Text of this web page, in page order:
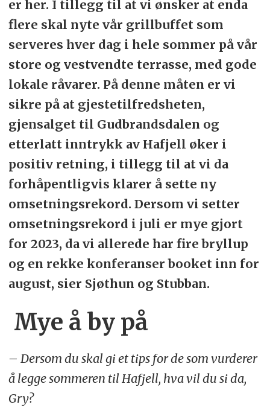
er her. I tillegg til at vi ønsker at enda
flere skal nyte vår grillbuffet som
serveres hver dag i hele sommer på vår
store og vestvendte terrasse, med gode
lokale råvarer. På denne måten er vi
sikre på at gjestetilfredsheten,
gjensalget til Gudbrandsdalen og
etterlatt inntrykk av Hafjell øker i
positiv retning, i tillegg til at vi da
forhåpentligvis klarer å sette ny
omsetningsrekord. Dersom vi setter
omsetningsrekord i juli er mye gjort
for 2023, da vi allerede har fire bryllup
og en rekke konferanser booket inn for
august, sier Sjøthun og Stubban.
Mye å by på
– Dersom du skal gi et tips for de som vurderer
å legge sommeren til Hafjell, hva vil du si da,
Gry?